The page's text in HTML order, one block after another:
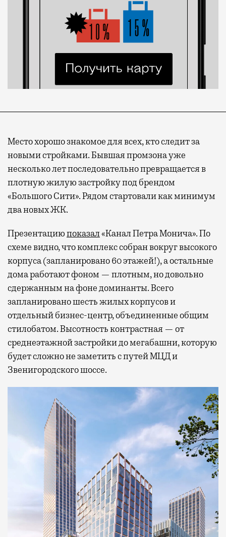
Место хорошо знакомое для всех, кто следит за
новыми стройками. Бывшая промзона уже
несколько лет последовательно превращается в
плотную жилую застройку под брендом
«Большого Сити». Рядом стартовали как минимум
два новых ЖК.
Презентациюпоказал«Канал Петра Монича». По
схеме видно, что комплекс собран вокруг высокого
корпуса (запланировано 60 этажей!), а остальные
дома работают фоном — плотным, но довольно
сдержанным на фоне доминанты. Всего
запланировано шесть жилых корпусов и
отдельный бизнес-центр, объединенные общим
стилобатом. Высотность контрастная — от
среднеэтажной застройки до мегабашни, которую
будет сложно не заметить с путей МЦД и
Звенигородского шоссе.